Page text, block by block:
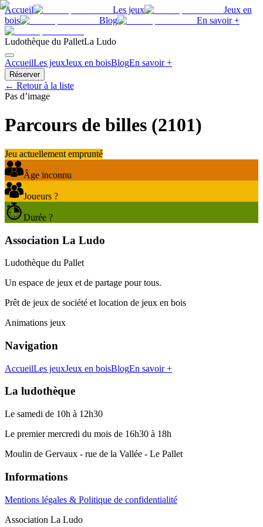
Accueil Les jeux
Jeux en
bois
Blog En savoir +
Ludothèque du PalletLa Ludo
AccueilLes jeuxJeux en boisBlogEn savoir +
Réserver
← Retour à la liste
Pas d’image
Parcours de billes (2101)
Jeu actuellement emprunté
Âge inconnu
Joueurs ?
Durée ?
Association La Ludo
Ludothèque du Pallet
Un espace de jeux et de partage pour tous.
Prêt de jeux de société et location de jeux en bois
Animations jeux
Navigation
AccueilLes jeuxJeux en boisBlogEn savoir +
La ludothèque
Le samedi de 10h à 12h30
Le premier mercredi du mois de 16h30 à 18h
Moulin de Gervaux - rue de la Vallée - Le Pallet
Informations
Mentions légales & Politique de confidentialité
Association La Ludo